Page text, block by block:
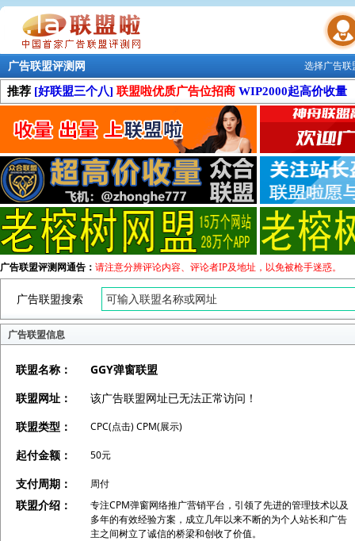
联盟学院
选择广告
广告联盟评测网
推荐 [好联盟三个八] 联盟啦优质广告位招商 WIP2000起高价收量
广告联盟评测网通告： 请注意分辨评论内容、评论者IP及地址，以免被枪手迷惑。
广告联盟搜索
广告联盟信息
联盟名称：
GGY弹窗联盟
联盟网址：
该广告联盟网址已无法正常访问！
联盟类型：
CPC(点击) CPM(展示)
起付金额： 50元
支付周期： 周付
联盟介绍：
专注CPM弹窗网络推广营销平台，引领了先进的管理技术以及
多年的有效经验方案，成立几年以来不断的为个人站长和广告
主之间树立了诚信的桥梁和创收了价值。